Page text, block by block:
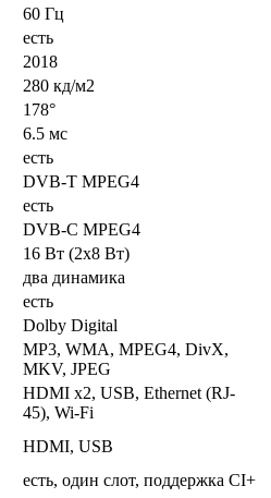
60 Гц
есть
2018
280 кд/м2
178°
6.5 мс
есть
DVB-T MPEG4
есть
DVB-C MPEG4
16 Вт (2х8 Вт)
два динамика
есть
Dolby Digital
MP3, WMA, MPEG4, DivX,
MKV, JPEG
HDMI x2, USB, Ethernet (RJ-
45), Wi-Fi
HDMI, USB
есть, один слот, поддержка CI+